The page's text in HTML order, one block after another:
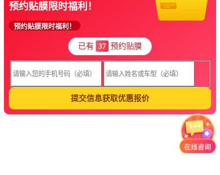
预约贴膜限时福利！
预约贴膜限时福利！
已有 37 预约贴膜
提交信息获取优惠报价